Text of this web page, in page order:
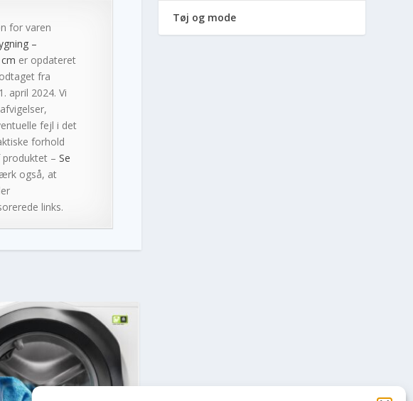
for varen
–
er opdateret
fra
april 2024. Vi
fejl i det
forhold
– Se
også, at
links.
Tøj og mode